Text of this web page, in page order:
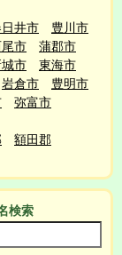
井市
豊川市
市
蒲郡市
城市
東海市
岩倉市
豊明市
弥富市
額田郡
検索